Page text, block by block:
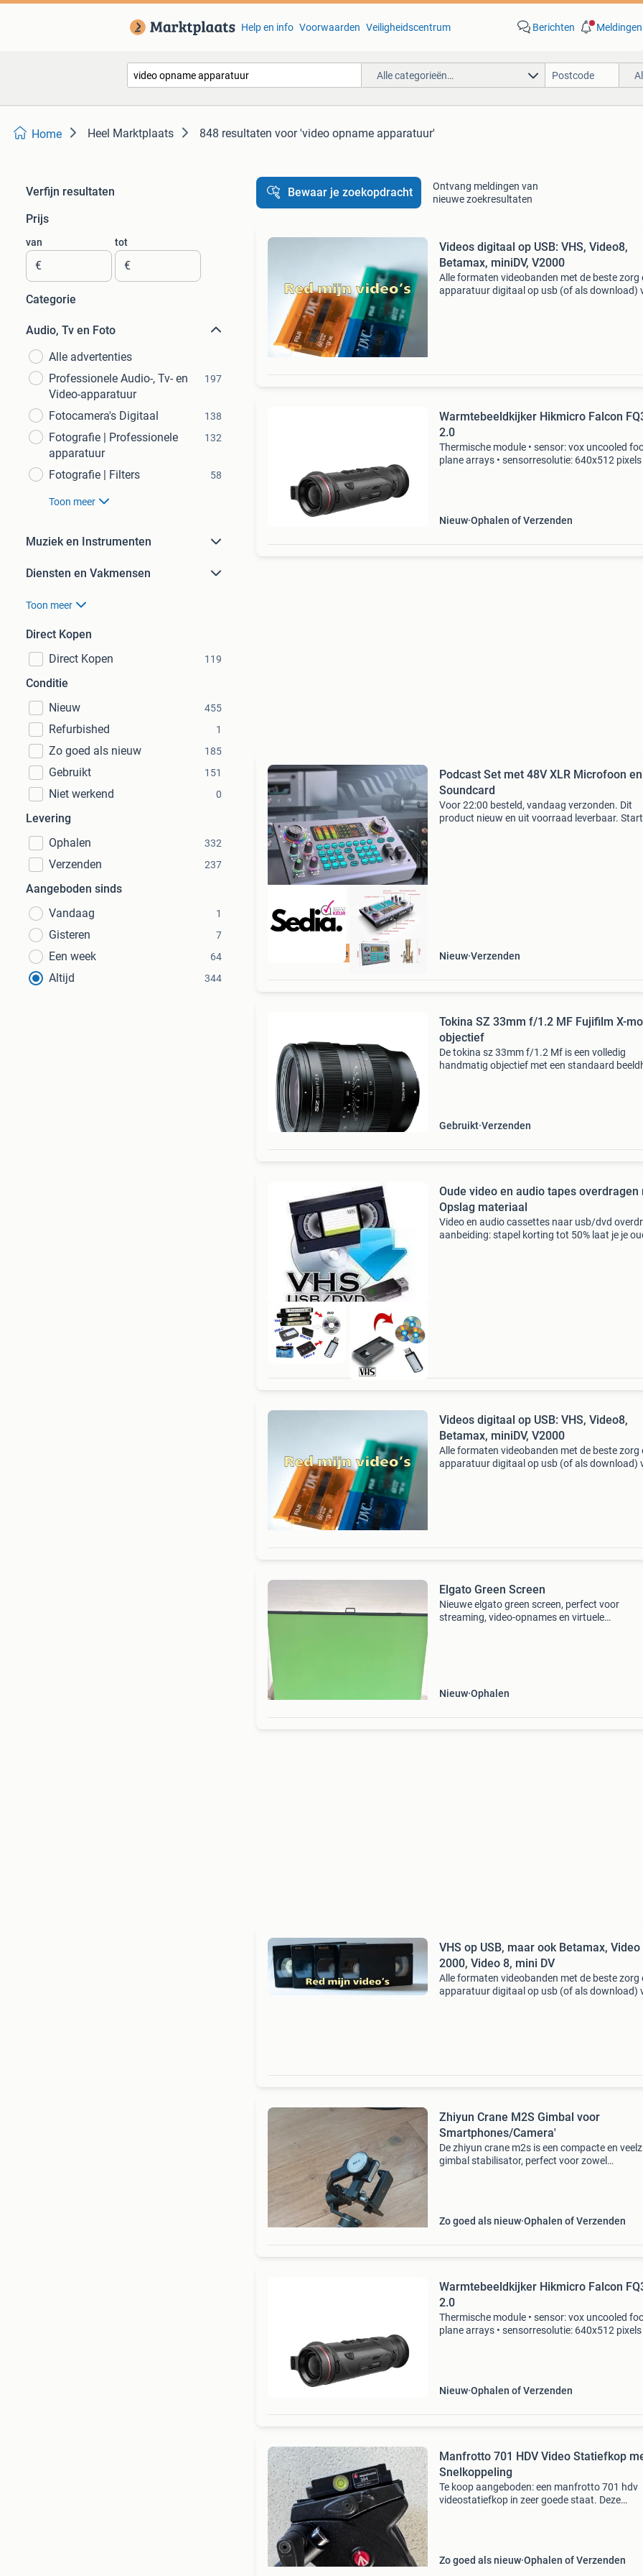
Help en info Voorwaarden Veiligheidscentrum Berichten Meldingen
Alle categorieën…
Home Heel Marktplaats 848 resultaten voor 'video opname apparatuur'
Verfijn resultaten
Prijs
van
€
tot
€
Categorie
Audio, Tv en Foto
Alle advertenties
Professionele Audio-, Tv- en
Video-apparatuur
197
Fotocamera's Digitaal 138
Fotografie | Professionele
apparatuur
132
Fotografie | Filters 58
Toon meer
Muziek en Instrumenten
Diensten en Vakmensen
Toon meer
Direct Kopen
Direct Kopen
119
Conditie
Nieuw
455
Refurbished 1
Zo goed als nieuw 185
Gebruikt 151
Niet werkend 0
Levering
Ophalen
332
Verzenden 237
Aangeboden sinds
Vandaag
1
Gisteren 7
Een week 64
Altijd 344
Bewaar je zoekopdracht
Ontvang meldingen van
nieuwe zoekresultaten
Videos digitaal op USB: VHS, Video8,
Betamax, miniDV, V2000
Alle formaten videobanden met de beste zorg
apparatuur digitaal op usb (of als download)
Warmtebeeldkijker Hikmicro Falcon
2.0
Thermische module • sensor: vox uncooled
plane arrays • sensorresolutie: 640x512 pixels
Nieuw Ophalen of Verzenden
Beoordeeld met 9+
Podcast Set met 48V XLR Microfoon en
Soundcard
Voor 22:00 besteld, vandaag verzonden. Dit
product nieuw en uit voorraad leverbaar. Start
Nieuw Verzenden
Tokina SZ 33mm f/1.2 MF Fujifilm X-
objectief
De tokina sz 33mm f/1.2 Mf is een volledig
handmatig objectief met een standaard
Gebruikt Verzenden
Oude video en audio tapes overdragen
Opslag materiaal
Video en audio cassettes naar usb/dvd
aanbeiding: stapel korting tot 50% laat je je
Videos digitaal op USB: VHS, Video8,
Betamax, miniDV, V2000
Alle formaten videobanden met de beste zorg
apparatuur digitaal op usb (of als download)
Elgato Green Screen
Nieuwe elgato green screen, perfect voor
streaming, video-opnames en virtuele
Nieuw Ophalen
VHS op USB, maar ook Betamax, Video
2000, Video 8, mini DV
Alle formaten videobanden met de beste zorg
apparatuur digitaal op usb (of als download)
Zhiyun Crane M2S Gimbal voor
Smartphones/Camera'
De zhiyun crane m2s is een compacte en
gimbal stabilisator, perfect voor zowel
Zo goed als nieuw Ophalen of Verzenden
Warmtebeeldkijker Hikmicro Falcon
2.0
Thermische module • sensor: vox uncooled
plane arrays • sensorresolutie: 640x512 pixels
Nieuw Ophalen of Verzenden
Manfrotto 701 HDV Video Statiefkop
Snelkoppeling
Te koop aangeboden: een manfrotto 701 hdv
videostatiefkop in zeer goede staat. Deze
Zo goed als nieuw Ophalen of Verzenden